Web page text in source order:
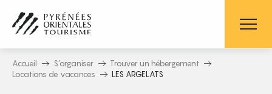
contenu
principal
Accueil S’organiser
Trouver un hébergement
Locations de vacances
LES ARGELATS